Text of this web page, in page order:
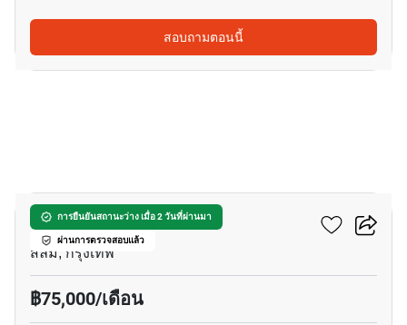
สอบถามตอนนี้
การยืนยันสถานะว่าง เมื่อ 2 วันที่ผ่านมา
ผ่านการตรวจสอบแล้ว
ดิ อินฟินิตี้ คอนโดมิเนียม
สีลม, กรุงเทพ
฿75,000/เดือน